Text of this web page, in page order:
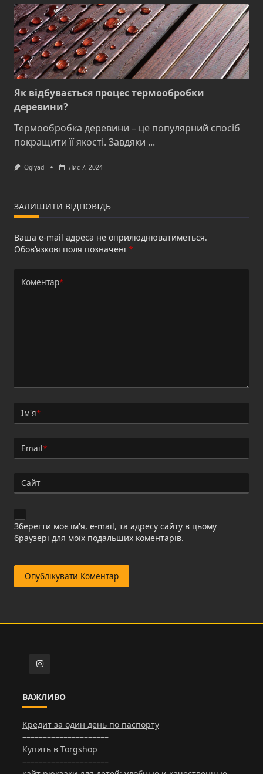
Як відбувається процес термообробки
деревини?
Термообробка деревини – це популярний спосіб
покращити її якості. Завдяки ...
Oglyad Лис 7, 2024
ЗАЛИШИТИ ВІДПОВІДЬ
Ваша e-mail адреса не оприлюднюватиметься.
Обов’язкові поля позначені *
Коментар*
Ім'я*
Email*
Сайт
Зберегти моє ім'я, e-mail, та адресу сайту в цьому
браузері для моїх подальших коментарів.
ВАЖЛИВО
Кредит за один день по паспорту
–––––––––––––––––––––
Купить в Torgshop
–––––––––––––––––––––